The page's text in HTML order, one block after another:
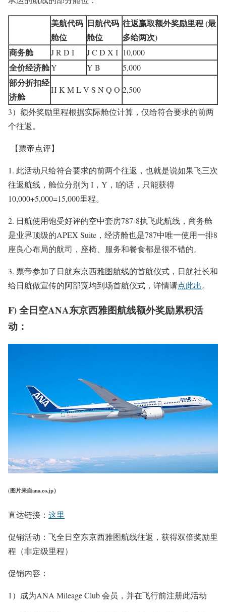
美航代码
舱位
日航代码
舱位
往返赢取额外奖励里程 (最
多给两次)
商务舱
J R D I J C D X I 10,000
全价经济舱Y Y B 5,000
部分折扣经
济舱
H K M L V S N Q O 2,500
3）额外奖励里程根据实际舱位计算，仅给符合要求的前两
个往返。
【票帝点评】
1. 此活动只给符合要求的前两个往返，也就是说如果飞三次
往返航线，舱位分别为 I，Y，I的话，只能获得
10,000+5,000=15,000里程。
2. 日航使用饱受好评的空中套房787-8执飞此航线，商务舱
是业界顶级的APEX Suite，经济舱也是787中唯一使用一排8
座良心布局的航司，座椅、服务和餐食都是很不错的。
3. 票帝参加了日航东京西雅图航线的首航仪式，日航社长和
给日航做宣传的阿部宽均到场首航仪式，详情请点此出。
F) 全日空ANA东京西雅图航线额外奖励累积活
动：
(图片来自ana.co.jp）
直达链接： 这里
促销活动：飞全日空东京西雅图航线往返，获得双倍奖励里
程（非定级里程）
促销内容：
1）成为ANA Mileage Club 会员，并在飞行前注册此活动